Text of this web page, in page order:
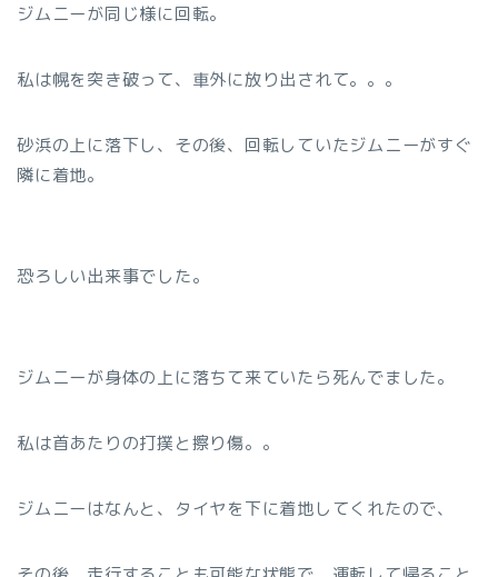
ジムニーが同じ様に回転。
私は幌を突き破って、車外に放り出されて。。。
砂浜の上に落下し、その後、回転していたジムニーがすぐ
隣に着地。
恐ろしい出来事でした。
ジムニーが身体の上に落ちて来ていたら死んでました。
私は首あたりの打撲と擦り傷。。
ジムニーはなんと、タイヤを下に着地してくれたので、